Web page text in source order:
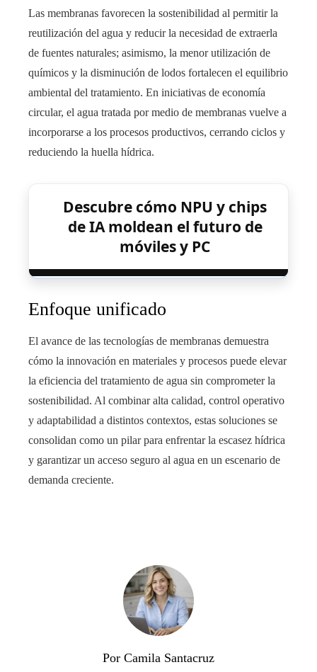
Las membranas favorecen la sostenibilidad al permitir la
reutilización del agua y reducir la necesidad de extraerla
de fuentes naturales; asimismo, la menor utilización de
químicos y la disminución de lodos fortalecen el equilibrio
ambiental del tratamiento. En iniciativas de economía
circular, el agua tratada por medio de membranas vuelve a
incorporarse a los procesos productivos, cerrando ciclos y
reduciendo la huella hídrica.
Descubre cómo NPU y chips
de IA moldean el futuro de
móviles y PC
Enfoque unificado
El avance de las tecnologías de membranas demuestra
cómo la innovación en materiales y procesos puede elevar
la eficiencia del tratamiento de agua sin comprometer la
sostenibilidad. Al combinar alta calidad, control operativo
y adaptabilidad a distintos contextos, estas soluciones se
consolidan como un pilar para enfrentar la escasez hídrica
y garantizar un acceso seguro al agua en un escenario de
demanda creciente.
Por Camila Santacruz